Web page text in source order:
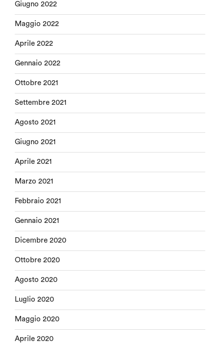
Giugno 2022
Maggio 2022
Aprile 2022
Gennaio 2022
Ottobre 2021
Settembre 2021
Agosto 2021
Giugno 2021
Aprile 2021
Marzo 2021
Febbraio 2021
Gennaio 2021
Dicembre 2020
Ottobre 2020
Agosto 2020
Luglio 2020
Maggio 2020
Aprile 2020